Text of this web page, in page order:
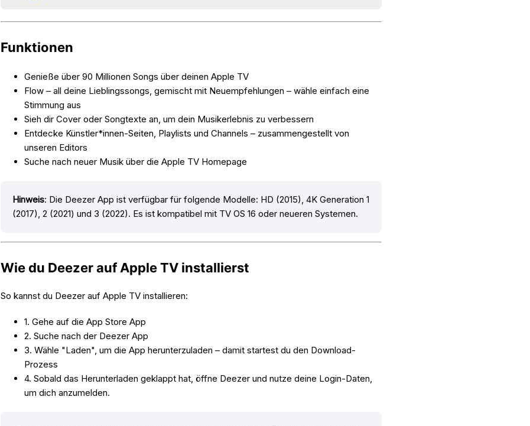
Funktionen
Genieße über 90 Millionen Songs über deinen Apple TV
Flow – all deine Lieblingssongs, gemischt mit Neuempfehlungen – wähle einfach eine
Stimmung aus
Sieh dir Cover oder Songtexte an, um dein Musikerlebnis zu verbessern
Entdecke Künstler*innen-Seiten, Playlists und Channels – zusammengestellt von
unseren Editors
Suche nach neuer Musik über die Apple TV Homepage
Hinweis: Die Deezer App ist verfügbar für folgende Modelle: HD (2015), 4K Generation 1
(2017), 2 (2021) und 3 (2022). Es ist kompatibel mit TV OS 16 oder neueren Systemen.
Wie du Deezer auf Apple TV installierst
So kannst du Deezer auf Apple TV installieren:
1. Gehe auf die App Store App
2. Suche nach der Deezer App
3. Wähle "Laden", um die App herunterzuladen – damit startest du den Download-
Prozess
4. Sobald das Herunterladen geklappt hat, öffne Deezer und nutze deine Login-Daten,
um dich anzumelden.